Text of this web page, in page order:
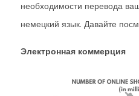
необходимости перевода
немецкий язык. Давайте
Электронная коммерция